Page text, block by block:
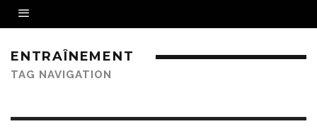
ENTRAÎNEMENT
TAG NAVIGATION